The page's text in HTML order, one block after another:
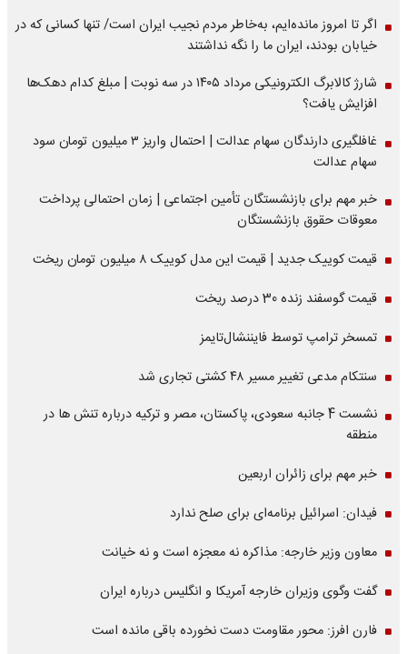
اگر تا امروز مانده‌ایم، به‌خاطر مردم نجیب ایران است/ تنها کسانی که در
خیابان بودند، ایران ما را نگه نداشتند
شارژ کالابرگ الکترونیکی مرداد ۱۴۰۵ در سه نوبت | مبلغ کدام دهک‌ها
افزایش یافت؟
غافلگیری دارندگان سهام عدالت | احتمال واریز ۳ میلیون تومان سود
سهام عدالت
خبر مهم برای بازنشستگان تأمین اجتماعی | زمان احتمالی پرداخت
معوقات حقوق بازنشستگان
قیمت کوییک جدید | قیمت این مدل کوییک ۸ میلیون تومان ریخت
قیمت گوسفند زنده 30 درصد ریخت
تمسخر ترامپ توسط فایننشال‌تایمز
سنتکام مدعی تغییر مسیر ۴۸ کشتی تجاری شد
نشست 4 جانبه سعودی، پاکستان، مصر و ترکیه درباره تنش ها در
منطقه
خبر مهم برای زائران اربعین
فیدان: اسرائیل برنامه‌ای برای صلح ندارد
معاون وزیر خارجه: مذاکره نه معجزه است و نه خیانت
گفت وگوی وزیران خارجه آمریکا و انگلیس درباره ایران
فارن افرز: محور مقاومت دست نخورده باقی مانده است